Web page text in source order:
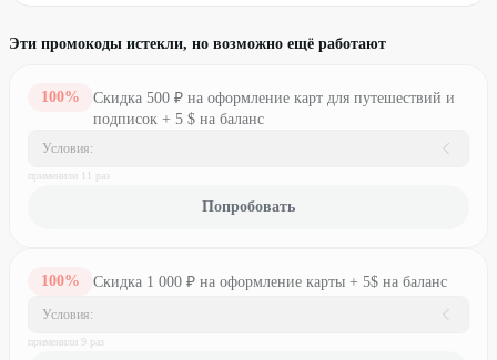
Эти промокоды истекли, но возможно ещё работают
100%
Скидка 500 ₽ на оформление карт для путешествий и
подписок + 5 $ на баланс
Условия:
применили 11 раз
Попробовать
100% Скидка 1 000 ₽ на оформление карты + 5$ на баланс
Условия:
применили 9 раз